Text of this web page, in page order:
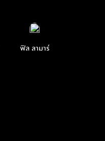
ฟิล ลามาร์